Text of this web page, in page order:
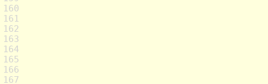
160
161
162
163
164
165
166
167